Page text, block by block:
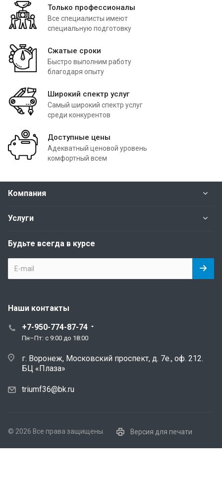
Только профессионалы
Все специалисты имеют
специальную подготовку
Сжатые сроки
Быстро выполним работу
благодаря опыту
Широкий спектр услуг
Самый широкий спектр услуг
среди конкурентов
Доступные цены
Адекватный ценовой уровень
комфортный всем
Компания
Услуги
Будьте всегда в курсе
Наши контакты
+7-950-774-87-74
Пн–Пт: с 9:00 до 18:00
г. Воронеж, Московский проспект, д. 7е., оф. 212.
БЦ «Плаза»
triumf36@bk.ru
© 2026 Все права защищены. Версия для печати